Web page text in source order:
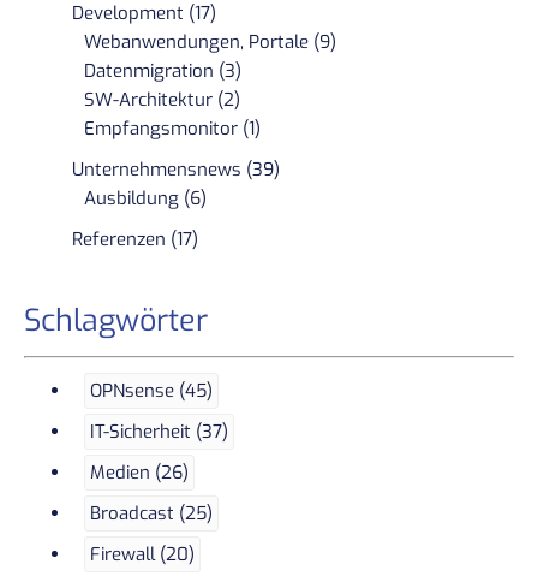
Development (17)
Webanwendungen, Portale (9)
Datenmigration (3)
SW-Architektur (2)
Empfangsmonitor (1)
Unternehmensnews (39)
Ausbildung (6)
Referenzen (17)
Schlagwörter
OPNsense (45)
IT-Sicherheit (37)
Medien (26)
Broadcast (25)
Firewall (20)